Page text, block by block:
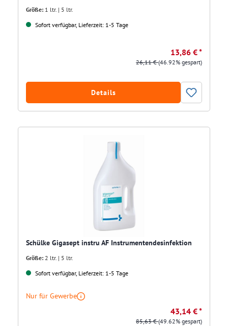
Größe: 1 ltr. | 5 ltr.
Sofort verfügbar, Lieferzeit: 1-5 Tage
13,86 € *
26,11 €(46.92% gespart)
Details
Schülke Gigasept instru AF Instrumentendesinfektion
Größe: 2 ltr. | 5 ltr.
Sofort verfügbar, Lieferzeit: 1-5 Tage
Nur für Gewerbe
43,14 € *
85,63 €(49.62% gespart)